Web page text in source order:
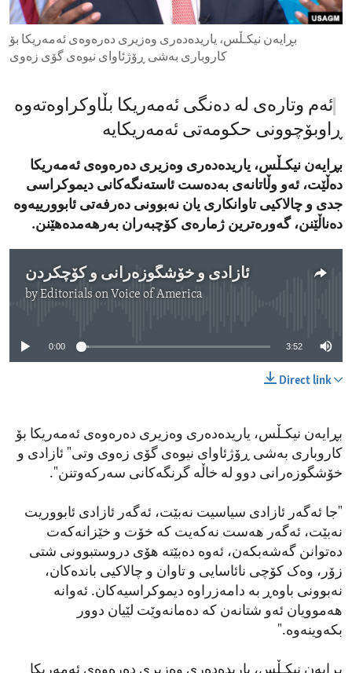
ENVIRONMENT AND HEALTH
IDEALS AND INSTITUTIONS
بڕایەن نیکـڵس، یاریدەدەری وەزیری دەرەوەی ئەمەریکا بۆ
کاروباری بەشی ڕۆژئاوای نیوەی گۆی زەوی
ئەم وتارەی لە دەنگی ئەمەریکا بڵاوکراوەتەوە
ڕاوبۆچوونی حکومەتی ئەمەریکایە
بڕایەن نیکـڵس، یاریدەدەری وەزیری دەرەوەی ئەمەریکا
دەڵێت، ئەو وڵاتانەی بەدەست ئاستەنگەکانی دیموکراسی
جدی و چالاکیی تاوانکاری یان نەبوونی دەرفەتی ئابوورییەوە
دەناڵێنن، گەورەترین ژمارەی کۆچبەران بەرهەمدەهێنن.
ئازادی و خۆشگوزەرانی و کۆچکردن
byEditorials on Voice of America
0:00 3:52
Direct link
بڕایەن نیکـڵس، یاریدەدەری وەزیری دەرەوەی ئەمەریکا بۆ
کاروباری بەشی ڕۆژئاوای نیوەی گۆی زەوی وتی" ئازادی و
خۆشگوزەرانی دوو لە خاڵە گرنگەکانی سەرکەوتنن".
"جا ئەگەر ئازادی سیاسیت نەبێت، ئەگەر ئازادی ئابووریت
نەبێت، ئەگەر هەست نەکەیت کە خۆت و خێزانەکەت
دەتوانن گەشەبکەن، ئەوە دەبێتە هۆی دروستبوونی شتی
زۆر، وەک کۆچی نائاسایی و تاوان و چالاکیی باندەکان،
نەبوونی باوەڕ بە دامەزراوە دیموکراسیەکان. ئەوانە
هەموویان ئەو شتانەن کە دەمانەوێت لێیان دوور
بکەوینەوە."